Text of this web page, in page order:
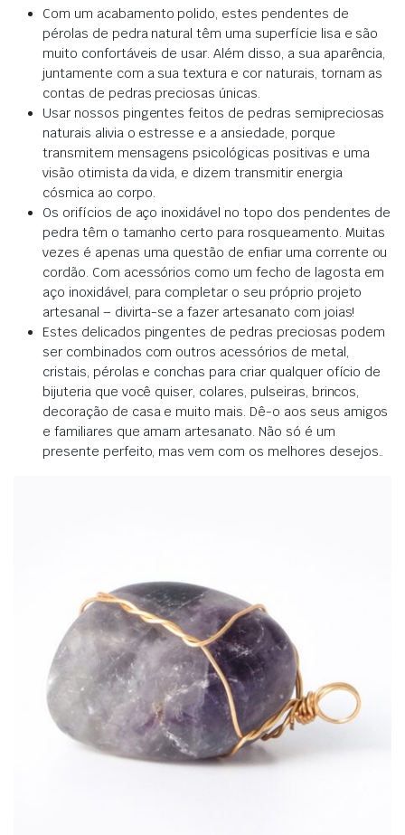
Com um acabamento polido, estes pendentes de
pérolas de pedra natural têm uma superfície lisa e são
muito confortáveis de usar.Além disso, a sua aparência,
juntamente com a sua textura e cor naturais, tornam as
contas de pedras preciosas únicas.
Usar nossos pingentes feitos de pedras semipreciosas
naturais alivia o estresse e a ansiedade, porque
transmitem mensagens psicológicas positivas e uma
visão otimista da vida, e dizem transmitir energia
cósmica ao corpo.
Os orifícios de aço inoxidável no topo dos pendentes de
pedra têm o tamanho certo para rosqueamento. Muitas
vezes é apenas uma questão de enfiar uma corrente ou
cordão. Com acessórios como um fecho de lagosta em
aço inoxidável, para completar o seu próprio projeto
artesanal – divirta-se a fazer artesanato com joias!
Estes delicados pingentes de pedras preciosas podem
ser combinados com outros acessórios de metal,
cristais, pérolas e conchas para criar qualquer ofício de
bijuteria que você quiser, colares, pulseiras, brincos,
decoração de casa e muito mais. Dê-o aos seus amigos
e familiares que amam artesanato. Não só é um
presente perfeito, mas vem com os melhores desejos..